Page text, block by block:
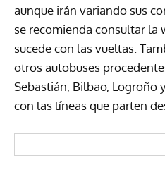
aunque irán variando sus
se recomienda consultar la
sucede con las vueltas.
otros autobuses
Sebastián, Bilbao, Logroño
con las líneas que parten